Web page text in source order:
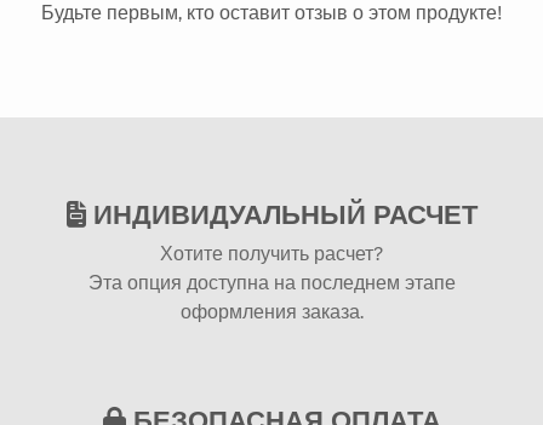
Будьте первым, кто оставит отзыв о этом продукте!
ИНДИВИДУАЛЬНЫЙ РАСЧЕТ
Хотите получить расчет?
Эта опция доступна на последнем этапе
оформления заказа.